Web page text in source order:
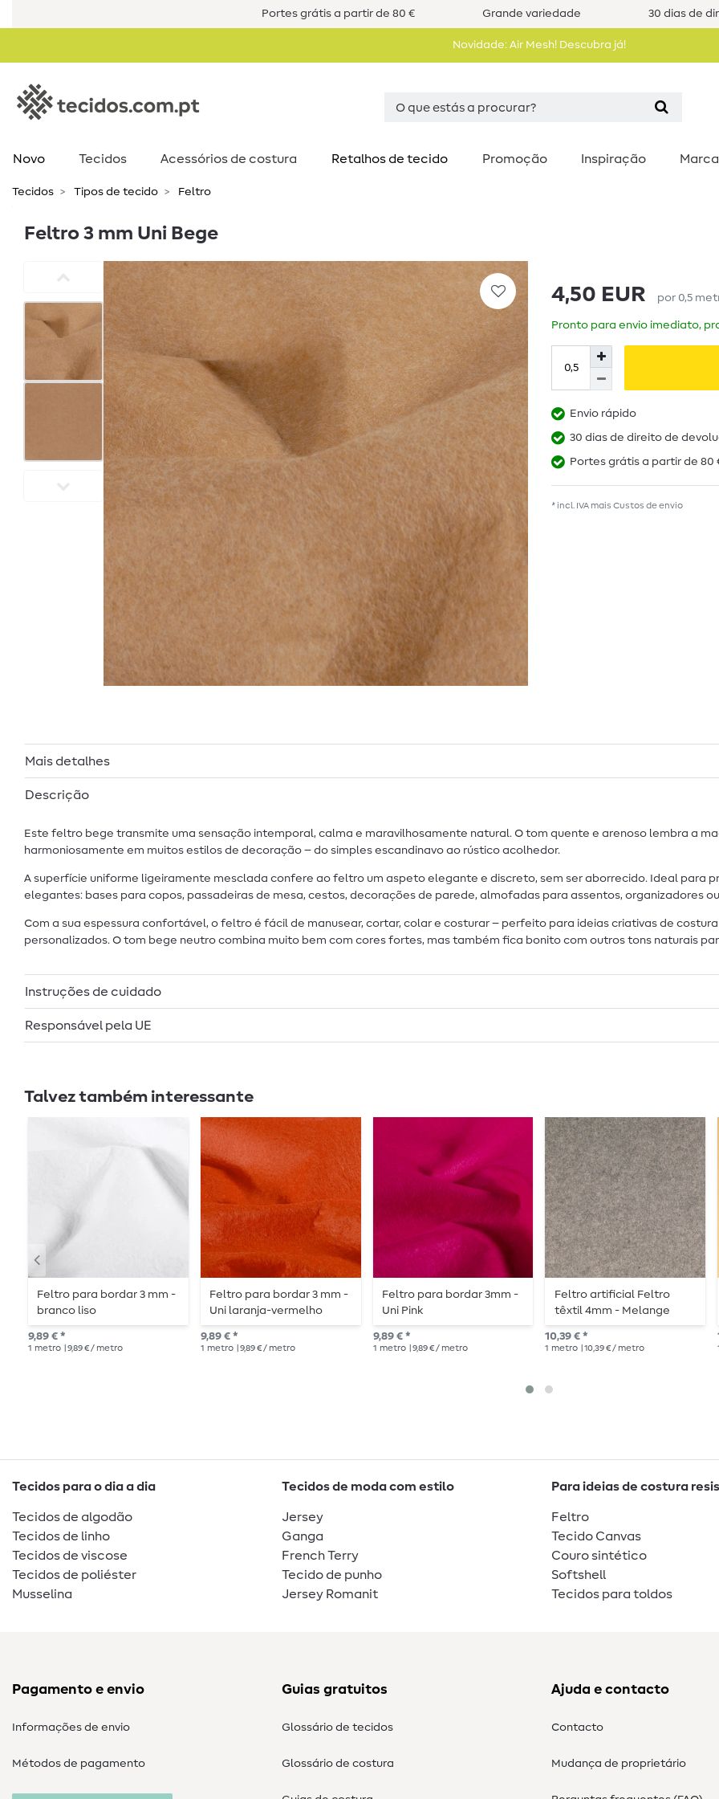
Portes grátis a partir de 80 € Grande variedade 30 dias de
Novidade: Air Mesh! Descubra já!
Novo Tecidos Acessórios de costura​ Retalhos de tecido Promoção Inspiração
Tecidos Tipos de tecido Feltro
Feltro 3 mm Uni Bege
4,50 EUR por 0,5
Pronto para envio imediato,
Envio rápido
30 dias de direito de
Portes grátis a partir de 80
* incl. IVA mais Custos de envio
Mais detalhes
Descrição
Este feltro bege transmite uma sensação intemporal, calma e maravilhosamente natural. O tom quente e arenoso lembra a
harmoniosamente em muitos estilos de decoração – do simples escandinavo ao rústico acolhedor.
A superfície uniforme ligeiramente mesclada confere ao feltro um aspeto elegante e discreto, sem ser aborrecido. Ideal para
elegantes: bases para copos, passadeiras de mesa, cestos, decorações de parede, almofadas para assentos, organizadores
Com a sua espessura confortável, o feltro é fácil de manusear, cortar, colar e costurar – perfeito para ideias criativas de
personalizados. O tom bege neutro combina muito bem com cores fortes, mas também fica bonito com outros tons naturais
Instruções de cuidado
Responsável pela UE
Talvez também interessante
Feltro para bordar 3 mm -
branco liso
9,89 € *
1 metro | 9,89 € / metro
Feltro para bordar 3 mm -
Uni laranja-vermelho
9,89 € *
1 metro | 9,89 € / metro
Feltro para bordar 3mm -
Uni Pink
9,89 € *
1 metro | 9,89 € / metro
Feltro artificial Feltro
têxtil 4mm - Melange
cinzento
10,39 € *
1 metro | 10,39 € / metro
Tecidos para o dia a dia
Tecidos de algodão
Tecidos de linho
Tecidos de viscose
Tecidos de poliéster
Musselina
Tecidos de moda com estilo
Jersey
Ganga
French Terry
Tecido de punho
Jersey Romanit
Para ideias de costura
Feltro
Tecido Canvas
Couro sintético
Softshell
Tecidos para toldos
Pagamento e envio
Informações de envio
Métodos de pagamento
Guias gratuitos
Glossário de tecidos
Glossário de costura
Ajuda e contacto
Contacto
Mudança de proprietário